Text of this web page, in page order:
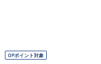
OPポイント対象